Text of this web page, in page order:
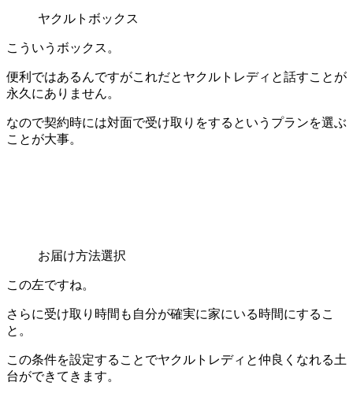
ヤクルトボックス
こういうボックス。
便利ではあるんですがこれだとヤクルトレディと話すことが
永久にありません。
なので契約時には対面で受け取りをするというプランを選ぶ
ことが大事。
お届け方法選択
この左ですね。
さらに受け取り時間も自分が確実に家にいる時間にするこ
と。
この条件を設定することでヤクルトレディと仲良くなれる土
台ができてきます。